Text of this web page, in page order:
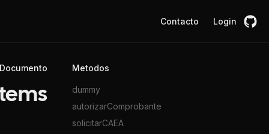
Contacto Login
Metodos
dummy
autorizarComprobante
solicitarCAEA